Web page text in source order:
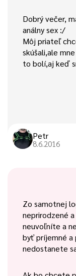
Dobrý večer,
análny sex :/
Môj priateľ
skúšali,ale
to bolí,aj keď
Petr
8.6.2016
Zo samotnej
neprirodzené
neuvoľníte a
byť príjemné a
nedostanete